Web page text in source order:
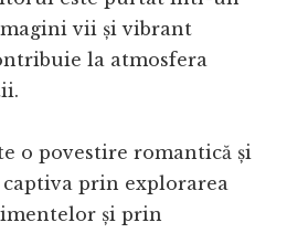
vii și vibrant
la atmosfera
o povestire romantică și
captiva prin explorarea
și prin